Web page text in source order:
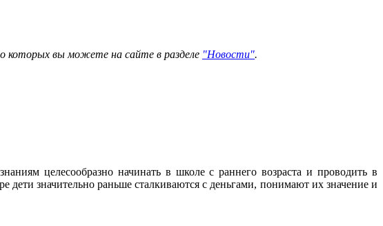
о которых вы можете на сайте в разделе "Новости".
целесообразно начинать в школе с раннего возраста и проводить в
дети значительно раньше сталкиваются с деньгами, понимают их значение и